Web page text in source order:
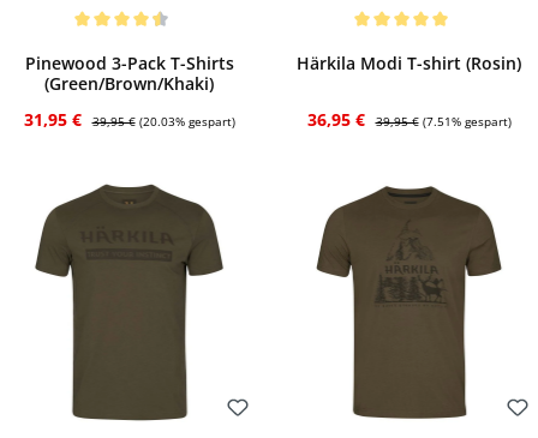
Pinewood 3-Pack T-Shirts
(Green/Brown/Khaki)
Verkaufspreis:
31,95 € Regulärer Preis:
39,95 € (20.03% gespart)
Härkila Modi T-shirt (Rosin)
Verkaufspreis:
36,95 € Regulärer Preis:
39,95 € (7.51% gespart)